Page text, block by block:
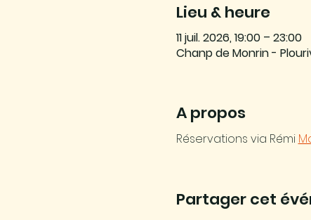
Lieu & heure
11 juil. 2026, 19:00 – 23:00
Chanp de Monrin -
A propos
Réservations via Rémi
Partager cet